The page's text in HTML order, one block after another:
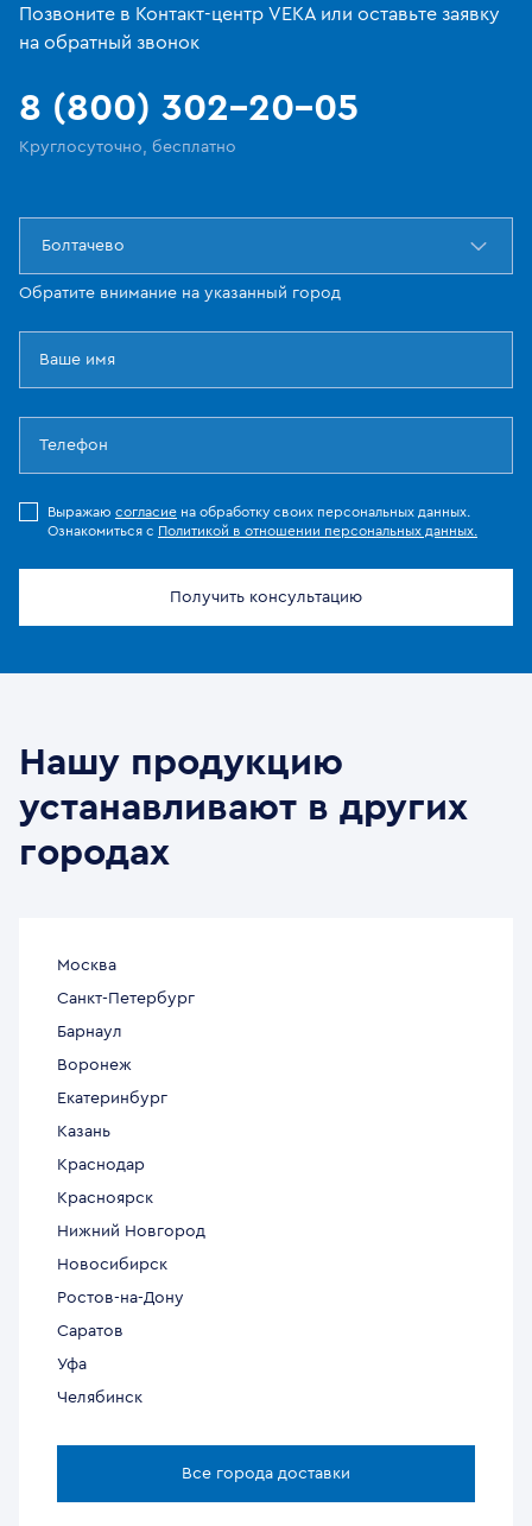
Позвоните в Контакт-центр VEKA или оставьте заявку
на обратный звонок
8 (800) 302-20-05
Круглосуточно, бесплатно
Болтачево
Обратите внимание на указанный город
Выражаю согласие на обработку своих персональных данных.
Ознакомиться с Политикой в отношении персональных данных.
Получить консультацию
Нашу продукцию
устанавливают в других
городах
Москва
Санкт-Петербург
Барнаул
Воронеж
Екатеринбург
Казань
Краснодар
Красноярск
Нижний Новгород
Новосибирск
Ростов-на-Дону
Саратов
Уфа
Челябинск
Все города доставки